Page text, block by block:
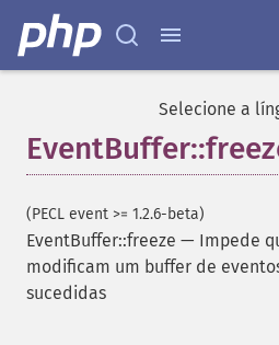
Selecione a
(PECL event >= 1.2.6-beta)
EventBuffer::freeze — Impede
modificam um buffer de
sucedidas